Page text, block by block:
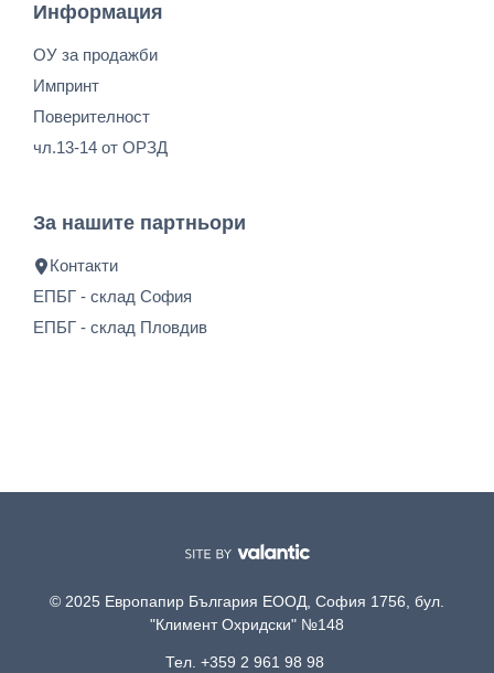
Информация
ОУ за продажби
Импринт
Поверителност
чл.13-14 от ОРЗД
За нашите партньори
Контакти
ЕПБГ - склад София
ЕПБГ - склад Пловдив
© 2025 Европапир България ЕООД, София 1756, бул.
"Климент Охридски" №148
Тел. +359 2 961 98 98